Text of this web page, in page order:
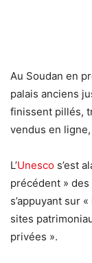
Au Soudan en
palais anciens
finissent pillés,
vendus en
L’Unesco s’est
précédent » des
s’appuyant sur
sites
privées ».